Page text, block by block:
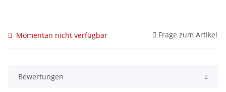
Momentan nicht verfügbar Frage zum Artikel
Bewertungen